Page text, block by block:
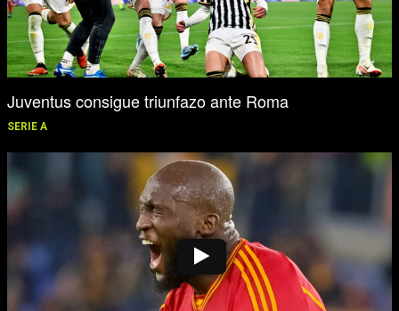
Juventus consigue triunfazo ante Roma
SERIE A